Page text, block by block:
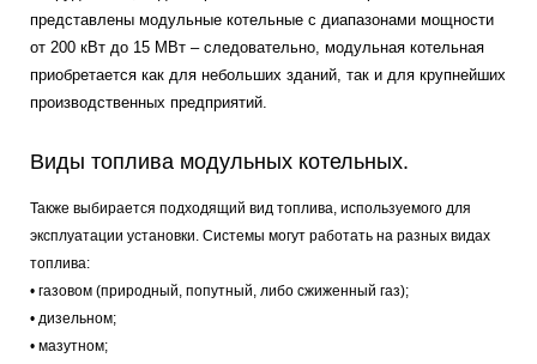
представлены модульные котельные с диапазонами мощности
от 200 кВт до 15 МВт – следовательно, модульная котельная
приобретается как для небольших зданий, так и для крупнейших
производственных предприятий.
Виды топлива модульных котельных.
Также выбирается подходящий вид топлива, используемого для
эксплуатации установки. Системы могут работать на разных видах
топлива:
• газовом (природный, попутный, либо сжиженный газ);
• дизельном;
• мазутном;